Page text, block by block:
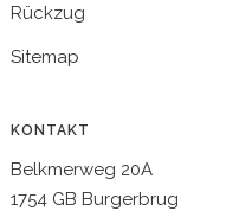
Rückzug
Sitemap
KONTAKT
Belkmerweg 20A
1754 GB Burgerbrug